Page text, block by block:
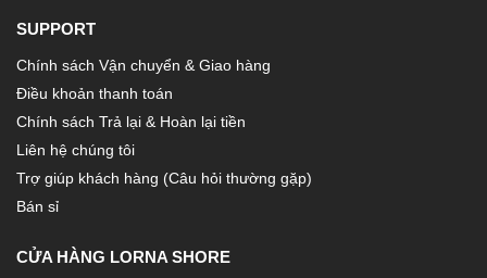
SUPPORT
Chính sách Vận chuyển & Giao hàng
Điều khoản thanh toán
Chính sách Trả lại & Hoàn lại tiền
Liên hệ chúng tôi
Trợ giúp khách hàng (Câu hỏi thường gặp)
Bán sỉ
CỬA HÀNG LORNA SHORE